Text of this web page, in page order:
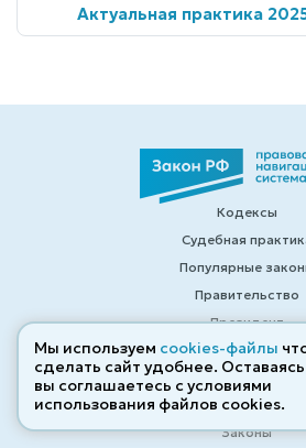
Актуальная практика
Кодексы
Судебная
Популярные
Правительство
Президент
Пленумы ВС
Изменения в
Законы
Мы используем cookies-файлы
сделать сайт удобнее.
вы соглашаетесь с условиями
использования файлов cооkies.